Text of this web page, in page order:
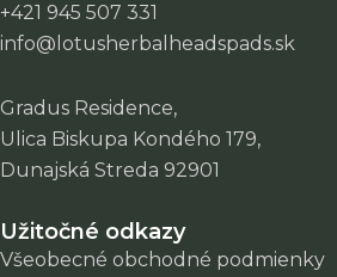
+421 945 507 331
info@lotusherbalheadspads.sk
Gradus Residence,
Ulica Biskupa Kondého 179,
Dunajská Streda 92901
Užitočné odkazy
Všeobecné obchodné podmienky